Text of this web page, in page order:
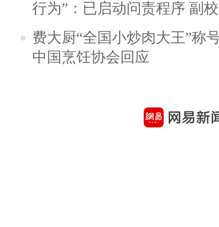
行为”：已启动问责程序 副
费大厨“全国小炒肉大王”称
中国烹饪协会回应